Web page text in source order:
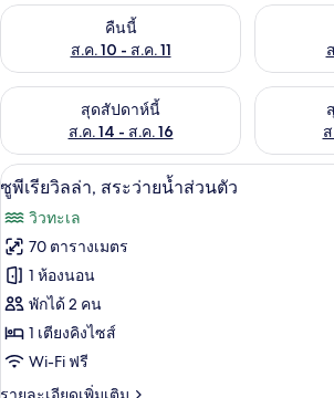
คืนนี้
ส.ค. 10 - ส.ค. 11
ตรวจสอบจำนวนห้องพักว่างในคืนนี้ ส.ค. 10
ตรวจสอบ
สุดสัปดาห์นี้
ส.ค. 14 - ส.ค. 16
ตรวจสอบจำนวนห้องพักว่างในสุดสัปดาห์นี้ ส.
ตรวจสอบ
เปิด
ภาพถ่าย
ทั้งหมด
ของ
ซู
พี
เรียวิ
ซูพีเรียวิลล่
15
ซูพีเรียวิลล่า, สระว่ายน้ำส่วนตัว
วิวทะเล
70 ตารางเมตร
1 ห้องนอน
พักได้ 2 คน
1 เตียงคิงไซส์
Wi-Fi ฟรี
ราย